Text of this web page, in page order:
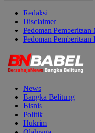
Redaksi
Disclaimer
Pedoman Pemberitaan
Pedoman Pemberitaan
News
Bangka Belitung
Bisnis
Politik
Hukrim